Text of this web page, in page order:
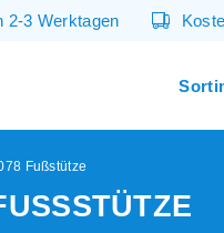
2-3 Werktagen
Fußstütze